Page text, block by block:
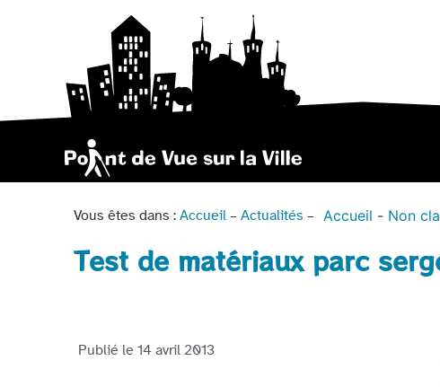
Vous êtes dans : Accueil – Actualités – Accueil Non
Test de matériaux parc
Publié le 14 avril 2013